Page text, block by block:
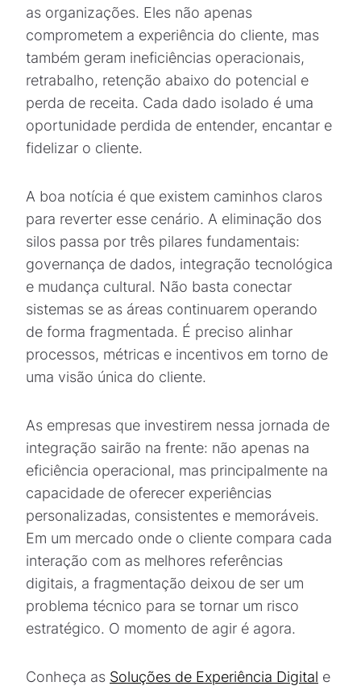
as organizações. Eles não apenas
comprometem a experiência do cliente, mas
também geram ineficiências operacionais,
retrabalho, retenção abaixo do potencial e
perda de receita. Cada dado isolado é uma
oportunidade perdida de entender, encantar e
fidelizar o cliente.
A boa notícia é que existem caminhos claros
para reverter esse cenário. A eliminação dos
silos passa por três pilares fundamentais:
governança de dados, integração tecnológica
e mudança cultural. Não basta conectar
sistemas se as áreas continuarem operando
de forma fragmentada. É preciso alinhar
processos, métricas e incentivos em torno de
uma visão única do cliente.
As empresas que investirem nessa jornada de
integração sairão na frente: não apenas na
eficiência operacional, mas principalmente na
capacidade de oferecer experiências
personalizadas, consistentes e memoráveis.
Em um mercado onde o cliente compara cada
interação com as melhores referências
digitais, a fragmentação deixou de ser um
problema técnico para se tornar um risco
estratégico. O momento de agir é agora.
Conheça as Soluções de Experiência Digital e